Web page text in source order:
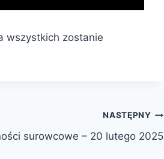
wszystkich zostanie
NASTĘPNY
surowcowe – 20 lutego 2025